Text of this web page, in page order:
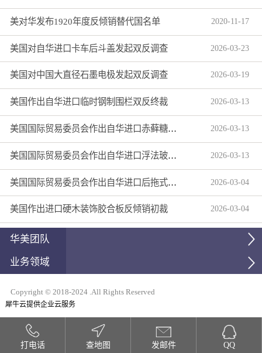
美对华发布1920年度反倾销替代国名单 2020-11 -17
美国对自华进口卡车后斗盖发起双反调查 2026-03-23
美国对中国大直径石墨电极发起双反调查 2026-03-19
美国作出自华进口临时钢制围栏双反终裁 2026-03-13
美国国际贸易委员会作出自华进口赤藓糖醇双反产业损害终裁 2026-03-13
美国国际贸易委员会作出自华进口浮法玻璃制品双反产业损害终裁 2026-03-13
美国国际贸易委员会作出自华进口后拖式草地维护设备及相关零部件第三次反倾销日落复审产业损害终裁 2026-03-04
美国作出进口硬木装饰胶合板反倾销初裁 2026-03-04
华美团队
业务领域
Copyright © 2018-2024 .All Rights Reserved
犀牛云提供企业云服务
打电话 查地图 发邮件 QQ